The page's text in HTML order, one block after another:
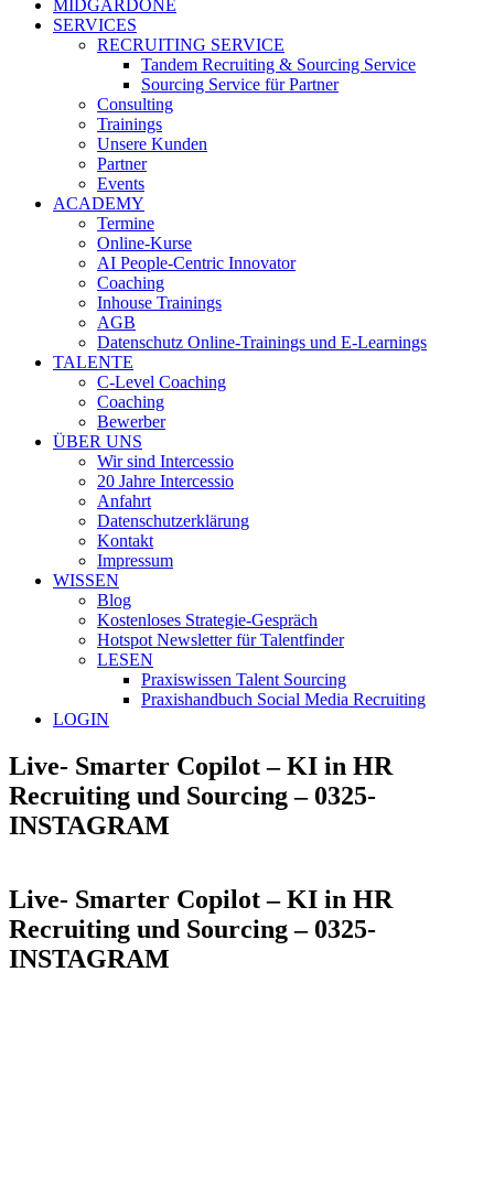
MIDGARDONE
SERVICES
RECRUITING SERVICE
Tandem Recruiting & Sourcing Service
Sourcing Service für Partner
Consulting
Trainings
Unsere Kunden
Partner
Events
ACADEMY
Termine
Online-Kurse
AI People-Centric Innovator
Coaching
Inhouse Trainings
AGB
Datenschutz Online-Trainings und E-Learnings
TALENTE
C-Level Coaching
Coaching
Bewerber
ÜBER UNS
Wir sind Intercessio
20 Jahre Intercessio
Anfahrt
Datenschutzerklärung
Kontakt
Impressum
WISSEN
Blog
Kostenloses Strategie-Gespräch
Hotspot Newsletter für Talentfinder
LESEN
Praxiswissen Talent Sourcing
Praxishandbuch Social Media Recruiting
LOGIN
Live- Smarter Copilot – KI in HR
Recruiting und Sourcing – 0325-
INSTAGRAM
Live- Smarter Copilot – KI in HR
Recruiting und Sourcing – 0325-
INSTAGRAM